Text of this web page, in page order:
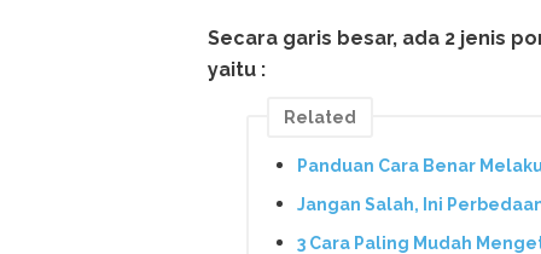
Secara garis besar, ada 2 jenis
yaitu :
Related
Panduan Cara Benar
Jangan Salah, Ini
3 Cara Paling Mudah